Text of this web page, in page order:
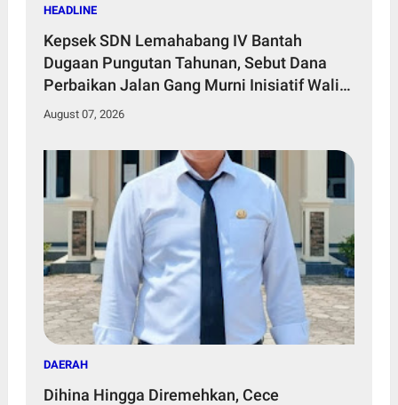
HEADLINE
Kepsek SDN Lemahabang IV Bantah
Dugaan Pungutan Tahunan, Sebut Dana
Perbaikan Jalan Gang Murni Inisiatif Wali
Murid
August 07, 2026
DAERAH
Dihina Hingga Diremehkan, Cece